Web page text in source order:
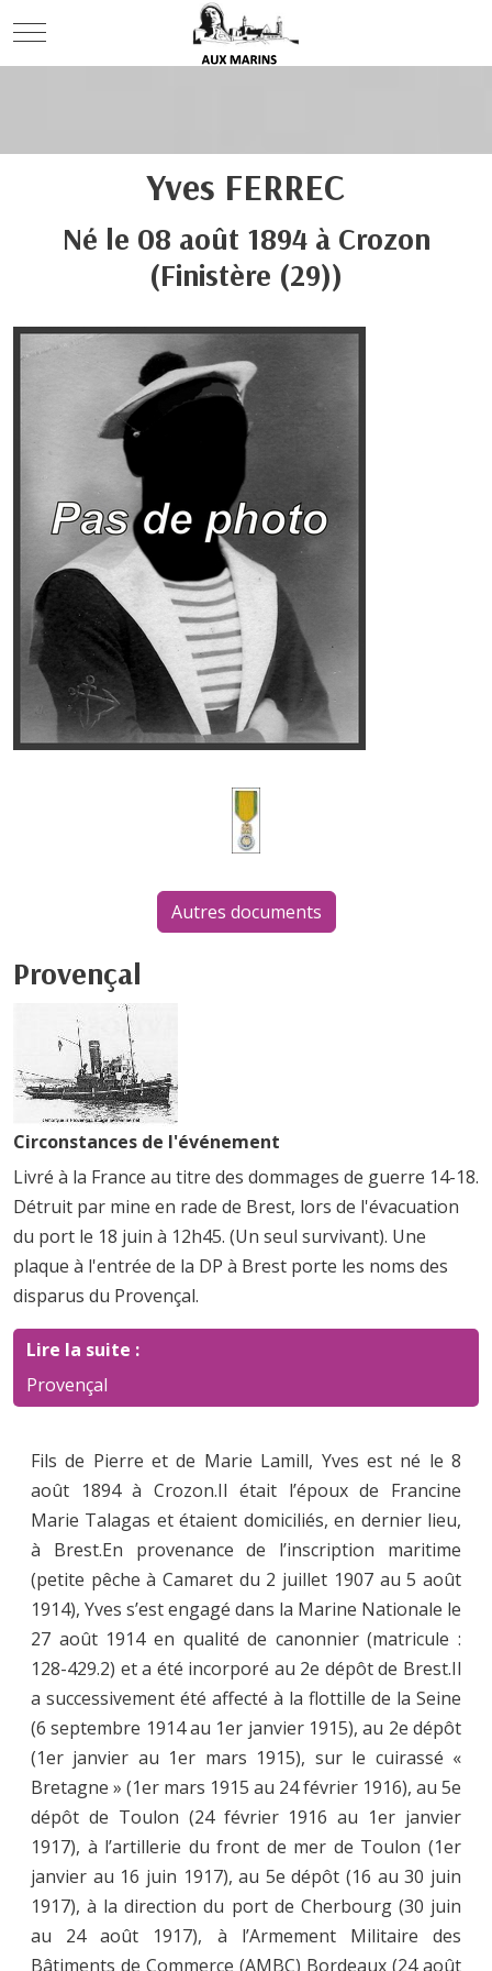
Mobile Menu Toggle
Yves FERREC
Né le 08 août 1894à Crozon
(Finistère (29))
Autres documents
Provençal
Circonstances de l'événement
Livré à la France au titre des dommages de guerre 14-18.
Détruit par mine en rade de Brest, lors de l'évacuation
du port le 18 juin à 12h45. (Un seul survivant). Une
plaque à l'entrée de la DP à Brest porte les noms des
disparus du Provençal.
Lire la suite :
Provençal
Fils de Pierre et de Marie Lamill, Yves est né le 8
août 1894 à Crozon.Il était l’époux de Francine
Marie Talagas et étaient domiciliés, en dernier lieu,
à Brest.En provenance de l’inscription maritime
(petite pêche à Camaret du 2 juillet 1907 au 5 août
1914), Yves s’est engagé dans la Marine Nationale le
27 août 1914 en qualité de canonnier (matricule :
128-429.2) et a été incorporé au 2e dépôt de Brest.Il
a successivement été affecté à la flottille de la Seine
(6 septembre 1914 au 1er janvier 1915), au 2e dépôt
(1er janvier au 1er mars 1915), sur le cuirassé «
Bretagne » (1er mars 1915 au 24 février 1916), au 5e
dépôt de Toulon (24 février 1916 au 1er janvier
1917), à l’artillerie du front de mer de Toulon (1er
janvier au 16 juin 1917), au 5e dépôt (16 au 30 juin
1917), à la direction du port de Cherbourg (30 juin
au 24 août 1917), à l’Armement Militaire des
Bâtiments de Commerce (AMBC) Bordeaux (24 août